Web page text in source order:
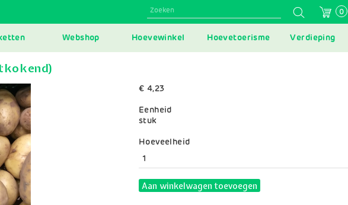
0
Webshop Hoevewinkel Hoevetoerisme Verdieping
€ 4,23
Eenheid
stuk
Variaties
Hoeveelheid
Aan winkelwagen toevoegen